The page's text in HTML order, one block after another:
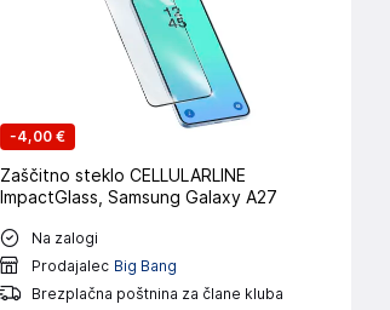
-4,00 €
Zaščitno steklo CELLULARLINE
ImpactGlass, Samsung Galaxy A27
Na zalogi
Prodajalec Big Bang
Brezplačna poštnina za člane kluba